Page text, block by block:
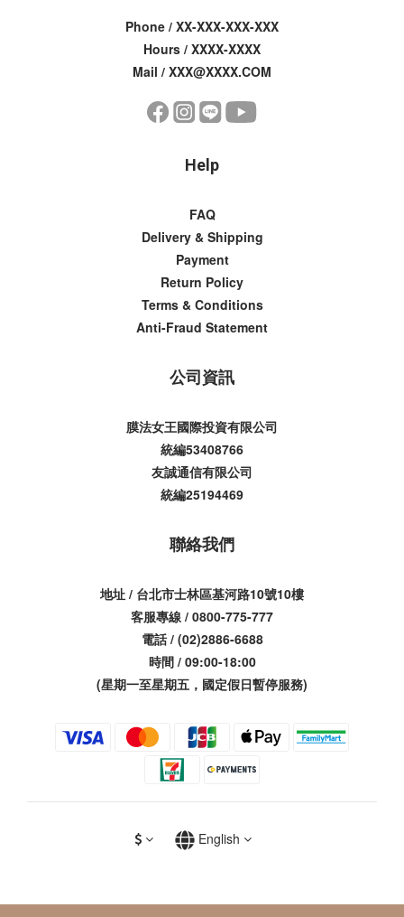
Phone / XX-XXX-XXX-XXX
Hours / XXXX-XXXX
Mail / XXX@XXXX.COM
Help
FAQ
Delivery & Shipping
Payment
Return Policy
Terms & Conditions
Anti-Fraud Statement
公司資訊
膜法女王國際投資有限公司
統編53408766
友誠通信有限公司
統編25194469
聯絡我們
地址 / 台北市士林區基河路10號10樓
客服專線 / 0800-775-777
電話 / (02)2886-6688
時間 / 09:00-18:00
(星期一至星期五，國定假日暫停服務)
English